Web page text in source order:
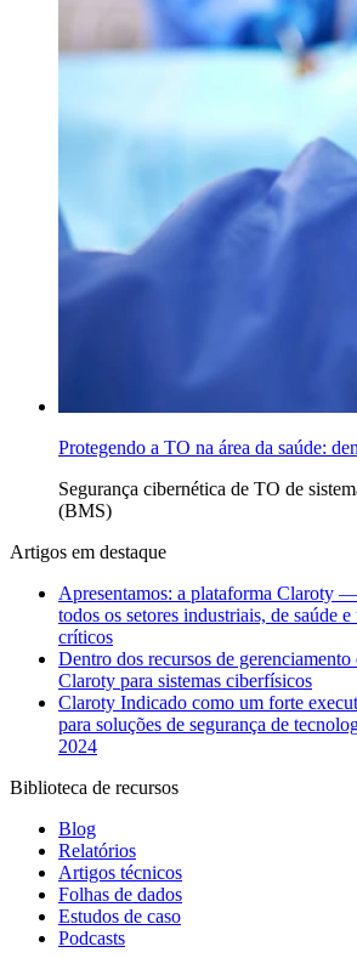
Protegendo a TO na área da saúde:
Segurança cibernética de TO de
(BMS)
Artigos em destaque
Apresentamos: a plataforma Claroty
todos os setores industriais, de saúde
críticos
Dentro dos recursos de gerenciamento
Claroty para sistemas ciberfísicos
Claroty Indicado como um forte
para soluções de segurança de
2024
Biblioteca de recursos
Blog
Relatórios
Artigos técnicos
Folhas de dados
Estudos de caso
Podcasts